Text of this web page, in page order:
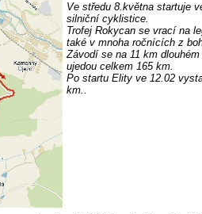
Ve středu 8.května startuje
silniční cyklistice.
Trofej Rokycan se vrací na
také v mnoha ročnících z
Závodí se na 11 km
ujedou celkem 165 km.
Po startu Elity ve 12.02
km..